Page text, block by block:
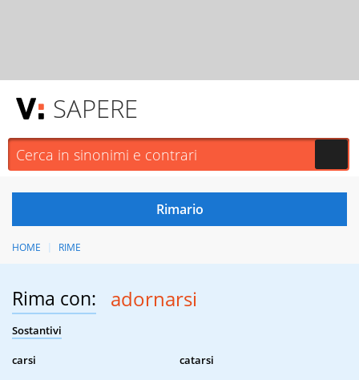
SAPERE
HOME RIME
Rima con: adornarsi
Sostantivi
carsi
catarsi